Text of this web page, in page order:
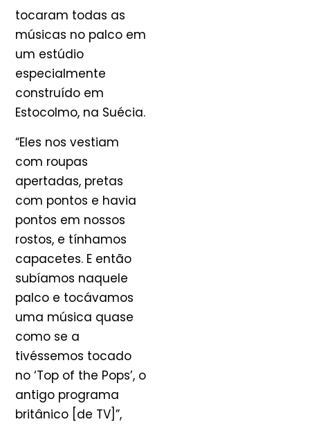
tocaram todas as
músicas no palco em
um estúdio
especialmente
construído em
Estocolmo, na Suécia.
“Eles nos vestiam
com roupas
apertadas, pretas
com pontos e havia
pontos em nossos
rostos, e tínhamos
capacetes. E então
subíamos naquele
palco e tocávamos
uma música quase
como se a
tivéssemos tocado
no ‘Top of the Pops’, o
antigo programa
britânico [de TV]”,